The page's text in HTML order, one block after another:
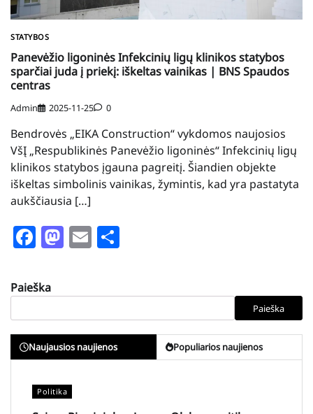
STATYBOS
Panevėžio ligoninės Infekcinių ligų klinikos statybos
sparčiai juda į priekį: iškeltas vainikas | BNS Spaudos
centras
Admin 2025-11-25 0
Bendrovės „EIKA Construction“ vykdomos naujosios
VšĮ „Respublikinės Panevėžio ligoninės“ Infekcinių ligų
klinikos statybos įgauna pagreitį. Šiandien objekte
iškeltas simbolinis vainikas, žymintis, kad yra pastatyta
aukščiausia […]
Facebook
Mastodon
Email
Paieška
Paieška
Naujausios naujienos Populiarios naujienos
Politika